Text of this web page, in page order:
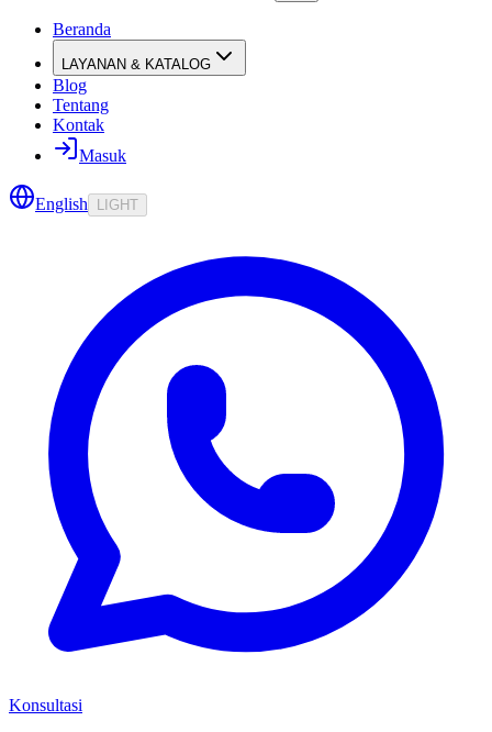
Beranda
LAYANAN & KATALOG
Blog
Tentang
Kontak
Masuk
English LIGHT
Konsultasi